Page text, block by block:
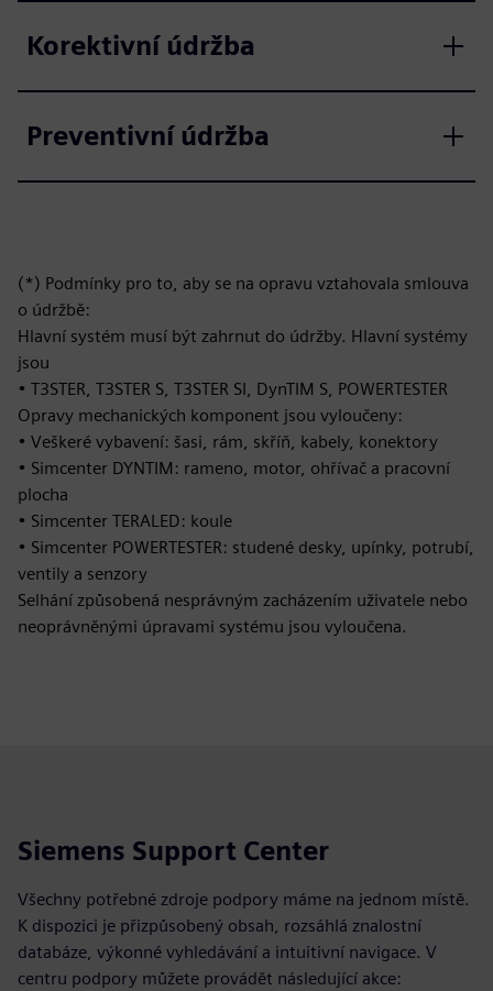
Korektivní údržba
Preventivní údržba
(*) Podmínky pro to, aby se na opravu vztahovala smlouva
o údržbě:
Hlavní systém musí být zahrnut do údržby. Hlavní systémy
jsou
• T3STER, T3STER S, T3STER SI, DynTIM S, POWERTESTER
Opravy mechanických komponent jsou vyloučeny:
• Veškeré vybavení: šasi, rám, skříň, kabely, konektory
• Simcenter DYNTIM: rameno, motor, ohřívač a pracovní
plocha
• Simcenter TERALED: koule
• Simcenter POWERTESTER: studené desky, upínky, potrubí,
ventily a senzory
Selhání způsobená nesprávným zacházením uživatele nebo
neoprávněnými úpravami systému jsou vyloučena.
Siemens Support Center
Všechny potřebné zdroje podpory máme na jednom místě.
K dispozici je přizpůsobený obsah, rozsáhlá znalostní
databáze, výkonné vyhledávání a intuitivní navigace. V
centru podpory můžete provádět následující akce: